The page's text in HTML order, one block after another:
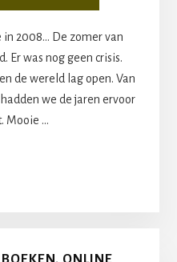
2008... De zomer van
Er was nog geen crisis.
de wereld lag open. Van
we de jaren ervoor
Mooie …